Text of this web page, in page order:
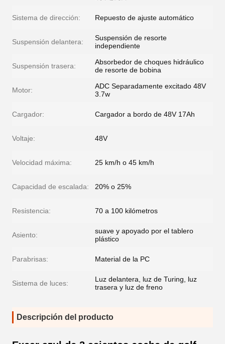
Sistema de dirección: Repuesto de ajuste automático
Suspensión delantera:
Suspensión de resorte
independiente
Suspensión trasera:
Absorbedor de choques hidráulico
de resorte de bobina
Motor:
ADC Separadamente excitado 48V
3.7w
Cargador: Cargador a bordo de 48V 17Ah
Voltaje: 48V
Velocidad máxima: 25 km/h o 45 km/h
Capacidad de escalada: 20% o 25%
Resistencia: 70 a 100 kilómetros
Asiento:
suave y apoyado por el tablero
plástico
Parabrisas: Material de la PC
Sistema de luces:
Luz delantera, luz de Turing, luz
trasera y luz de freno
Descripción del producto